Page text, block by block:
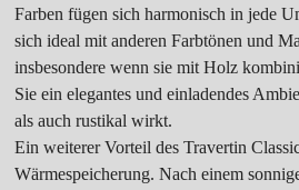
Farben fügen sich harmonisch in jede
sich ideal mit anderen Farbtönen und
insbesondere wenn sie mit Holz
Sie ein elegantes und einladendes
als auch rustikal wirkt.
Ein weiterer Vorteil des Travertin
Wärmespeicherung. Nach einem